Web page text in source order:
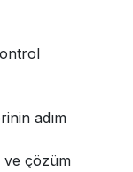
adım
ve çözüm